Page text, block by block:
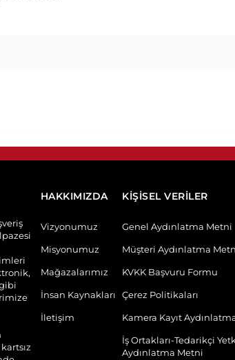
HAKKIMIZDA
Vizyonumuz
Misyonumuz
Mağazalarımız
İnsan Kaynakları
İletişim
KİŞİSEL VERİLER
Genel Aydınlatma Metni
Müşteri Aydınlatma
KVKK Başvuru Formu
Çerez Politikaları
Kamera Kayıt
İş Ortakları-Tedarikçi
Aydınlatma Metni